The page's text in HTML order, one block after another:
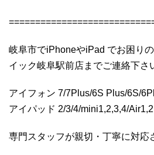
岐阜市でiPhoneやiPad でお困り
イック岐阜駅前店までご連絡下さ
アイフォン 7/7Plus/6S Plus/6S/
アイパッド 2/3/4/mini1,2,3,4/Air1,2
専門スタッフが親切・丁寧に対応